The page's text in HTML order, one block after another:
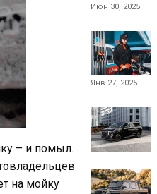
– и помыл.
на мойку
Июн 30, 2025
Янв 27, 2025